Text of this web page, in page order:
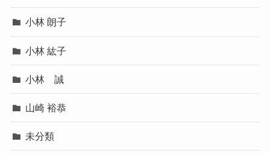
小林 朗子
小林 紘子
小林 誠
山崎 裕恭
未分類